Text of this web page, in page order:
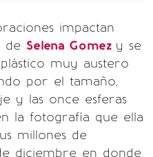
impactan
de Selena Gomez y se
muy austero
por el tamaño,
y las once esferas
la fotografía que ella
millones de
diciembre en donde